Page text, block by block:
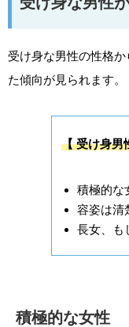
受け身な男性の性格
た傾向が見られます。
【 受け身男
積極的な
容姿は清
長女、も
積極的な女性